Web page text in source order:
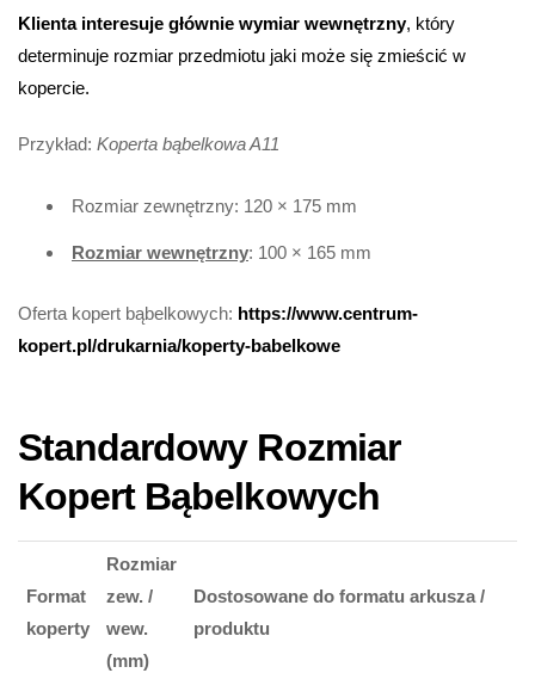
Klienta interesuje głównie wymiar wewnętrzny, który
determinuje rozmiar przedmiotu jaki może się zmieścić w
kopercie.
Przykład: Koperta bąbelkowa A11
Rozmiar zewnętrzny: 120 × 175 mm
Rozmiar wewnętrzny: 100 × 165 mm
Oferta kopert bąbelkowych: https://www.centrum-
kopert.pl/drukarnia/koperty-babelkowe
Standardowy Rozmiar
Kopert Bąbelkowych
Format
koperty
Rozmiar
zew. /
wew.
(mm)
Dostosowane do formatu arkusza /
produktu